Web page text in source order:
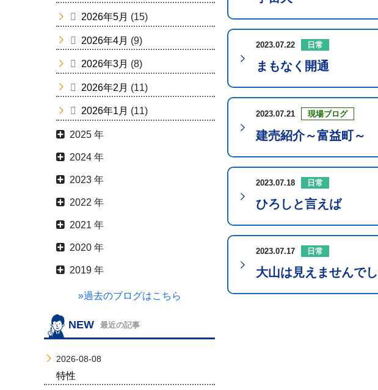
2023.07.22 日常
まもなく開通
2023.07.21 現場ブログ
建売紹介～富益町～
2023.07.18 日常
ひろしと言えば
2023.07.17 日常
大山は見えませんで
2026年5月 (15)
2026年4月 (9)
2026年3月 (8)
2026年2月 (11)
2026年1月 (11)
2025 年
2024 年
2023 年
2022 年
2021 年
2020 年
2019 年
»過去のブログはこちら
NEW 最近の記事
2026-08-08
特性